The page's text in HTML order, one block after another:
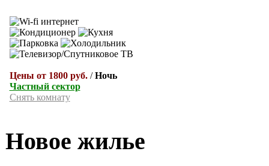
Цены от 1800 руб./Ночь
Частный сектор
Снять комнату
Новое жилье